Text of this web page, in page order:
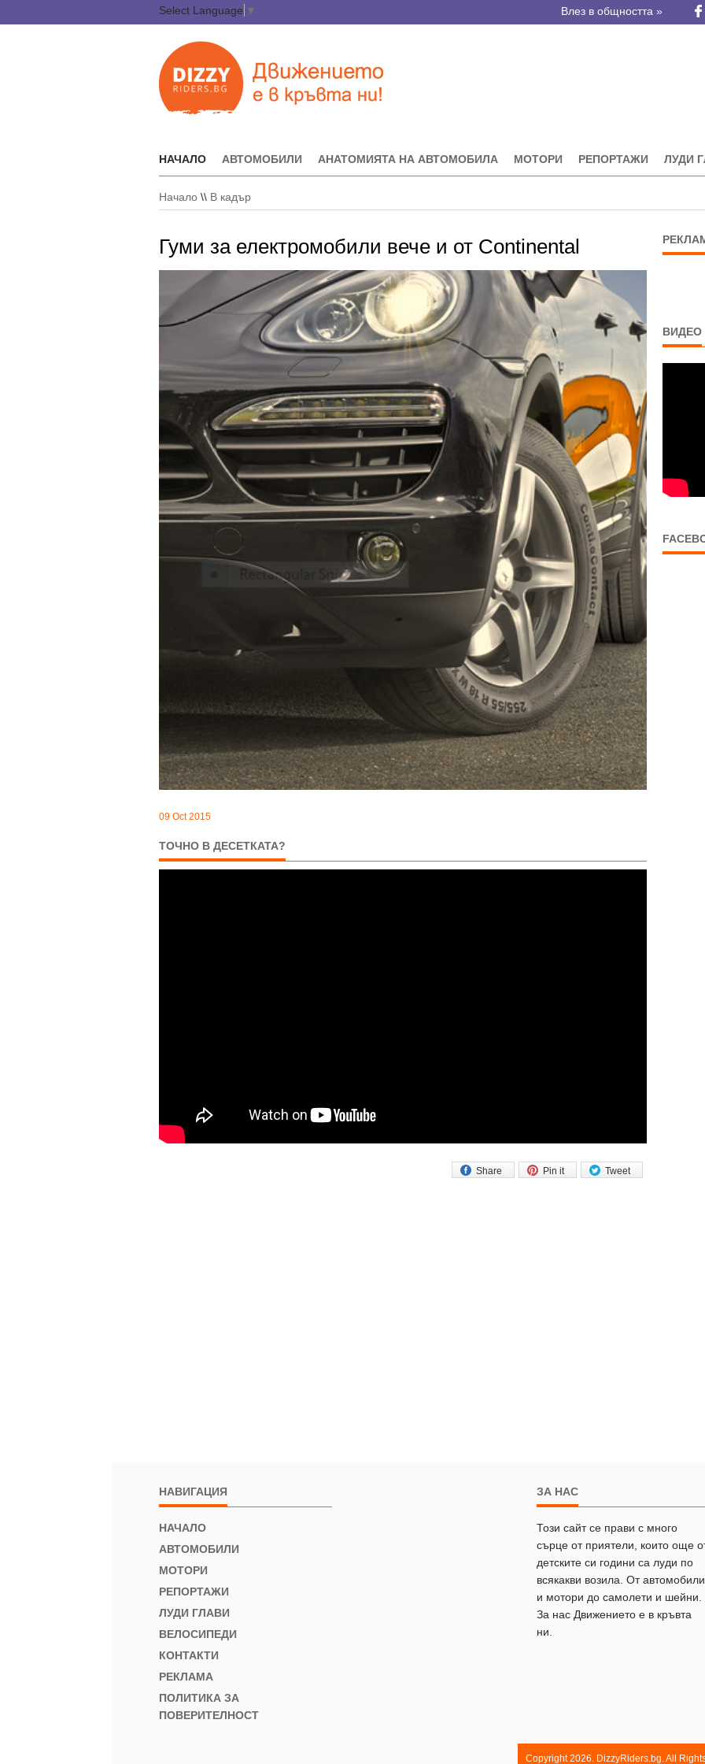
Select Language ▼ Влез в общността »
НАЧАЛО АВТОМОБИЛИ АНАТОМИЯТА НА АВТОМОБИЛА МОТОРИ РЕПОРТАЖИ ЛУДИ
Начало \\ В кадър
Гуми за електромобили вече и от Continental
09 Oct 2015
ТОЧНО В ДЕСЕТКАТА?
Tweet
Pin it
Share
ВИДЕО
НАВИГАЦИЯ
НАЧАЛО
АВТОМОБИЛИ
МОТОРИ
РЕПОРТАЖИ
ЛУДИ ГЛАВИ
ВЕЛОСИПЕДИ
КОНТАКТИ
РЕКЛАМА
ПОЛИТИКА ЗА
ПОВЕРИТЕЛНОСТ
ЗА НАС
Този сайт се прави с много
сърце от приятели, които още
детските си години са луди по
всякакви возила. От автомобили
и мотори до самолети и шейни.
За нас Движението е в кръвта
ни.
Copyright 2026. DizzyRiders.bg. All